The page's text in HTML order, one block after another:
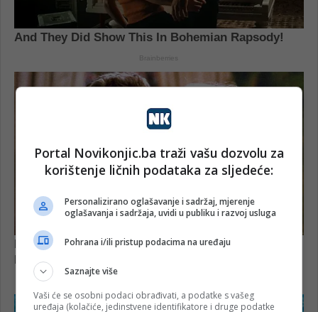
Portal Novikonjic.ba traži vašu dozvolu za
korištenje ličnih podataka za sljedeće:
Personalizirano oglašavanje i sadržaj, mjerenje
oglašavanja i sadržaja, uvidi u publiku i razvoj usluga
Pohrana i/ili pristup podacima na uređaju
Saznajte više
Vaši će se osobni podaci obrađivati, a podatke s vašeg
uređaja (kolačiće, jedinstvene identifikatore i druge podatke